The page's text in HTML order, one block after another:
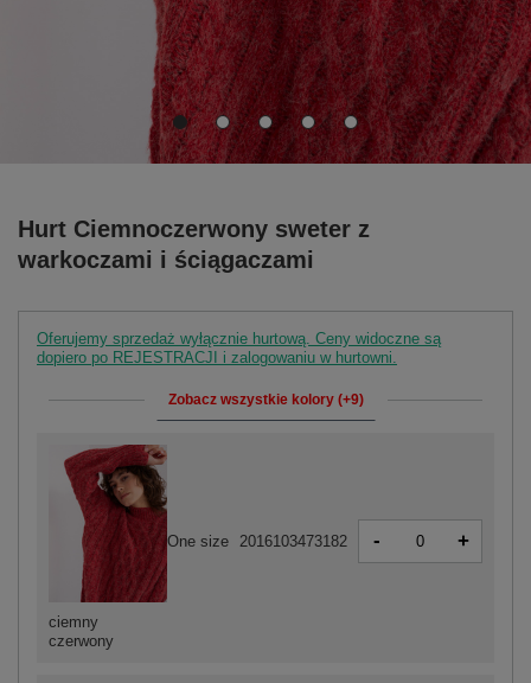
Hurt Ciemnoczerwony sweter z
warkoczami i ściągaczami
Oferujemy sprzedaż wyłącznie hurtową. Ceny widoczne są
dopiero po REJESTRACJI i zalogowaniu w hurtowni.
Zobacz wszystkie kolory (+9)
ciemny
czerwony
One size 2016103473182 - +